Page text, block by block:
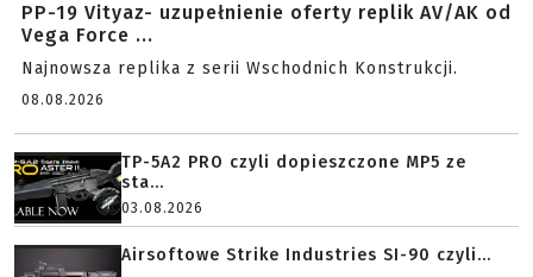
PP-19 Vityaz- uzupełnienie oferty replik AV/AK od
Vega Force ...
Najnowsza replika z serii Wschodnich Konstrukcji.
08.08.2026
TP-5A2 PRO czyli dopieszczone MP5 ze
sta...
03.08.2026
Airsoftowe Strike Industries SI-90 czyli...